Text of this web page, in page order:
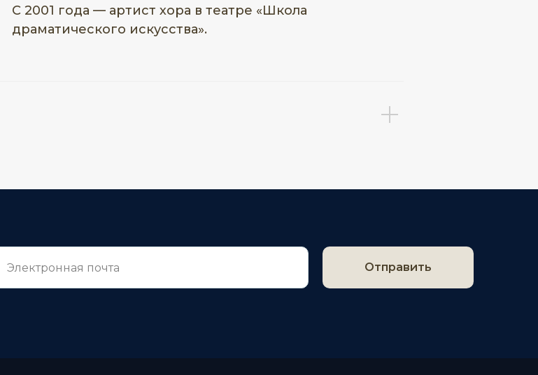
С 2001 года — артист хора в театре «Школа
драматического искусства».
Отправить